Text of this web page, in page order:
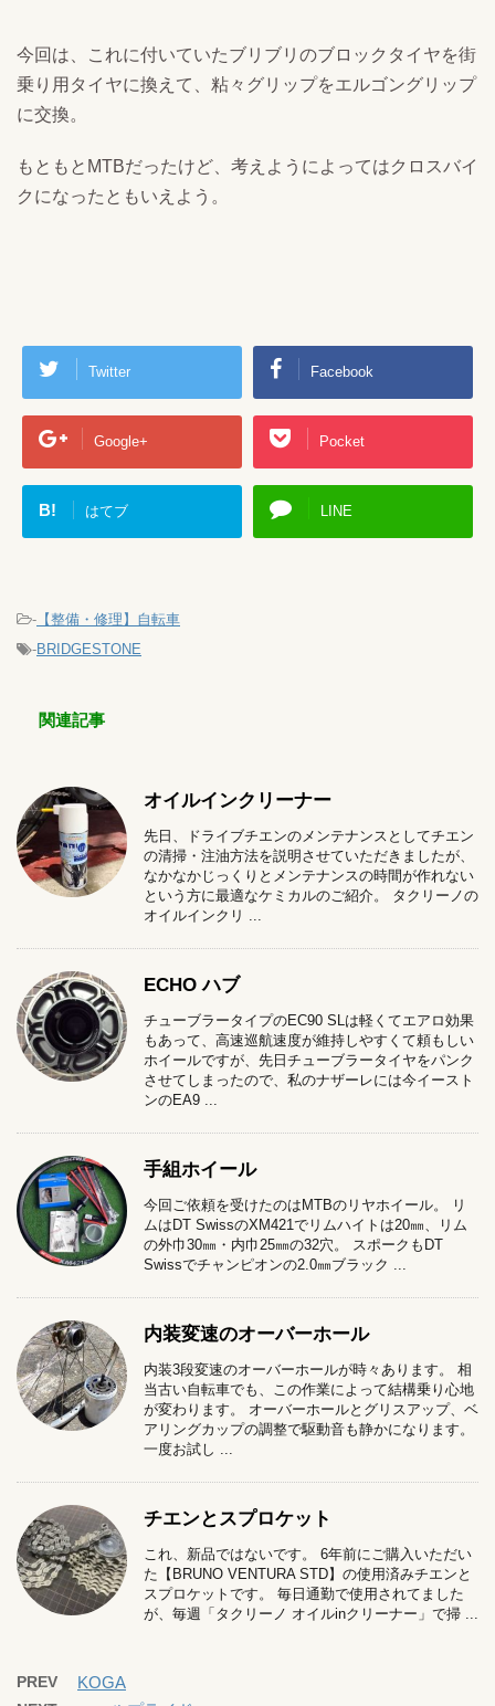
今回は、これに付いていたブリブリのブロックタイヤを街
乗り用タイヤに換えて、粘々グリップをエルゴングリップ
に交換。
もともとMTBだったけど、考えようによってはクロスバイ
クになったともいえよう。
Twitter Facebook
Google+ Pocket
B! はてブ LINE
- 【整備・修理】自転車
-BRIDGESTONE
関連記事
オイルインクリーナー
先日、ドライブチエンのメンテナンスとしてチエン
の清掃・注油方法を説明させていただきましたが、
なかなかじっくりとメンテナンスの時間が作れない
という方に最適なケミカルのご紹介。 タクリーノの
オイルインクリ ...
ECHO ハブ
チューブラータイプのEC90 SLは軽くてエアロ効果
もあって、高速巡航速度が維持しやすくて頼もしい
ホイールですが、先日チューブラータイヤをパンク
させてしまったので、私のナザーレには今イースト
ンのEA9 ...
手組ホイール
今回ご依頼を受けたのはMTBのリヤホイール。 リ
ムはDT SwissのXM421でリムハイトは20㎜、リム
の外巾30㎜・内巾25㎜の32穴。 スポークもDT
Swissでチャンピオンの2.0㎜ブラック ...
内装変速のオーバーホール
内装3段変速のオーバーホールが時々あります。 相
当古い自転車でも、この作業によって結構乗り心地
が変わります。 オーバーホールとグリスアップ、ベ
アリングカップの調整で駆動音も静かになります。
一度お試し ...
チエンとスプロケット
これ、新品ではないです。 6年前にご購入いただい
た【BRUNO VENTURA STD】の使用済みチエンと
スプロケットです。 毎日通勤で使用されてました
が、毎週「タクリーノ オイルinクリーナー」で掃 ...
PREV KOGA